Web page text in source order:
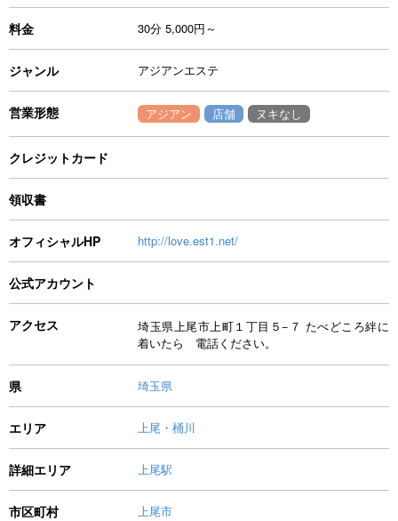
料金 30分 5,000円～
ジャンル アジアンエステ
営業形態 アジアン 店舗 ヌキなし
クレジットカード
領収書
オフィシャルHP http://love.est1.net/
公式アカウント
アクセス
埼玉県上尾市上町１丁目５−７ たべどころ絆に
着いたら 電話ください。
県 埼玉県
エリア 上尾・桶川
詳細エリア 上尾駅
市区町村 上尾市